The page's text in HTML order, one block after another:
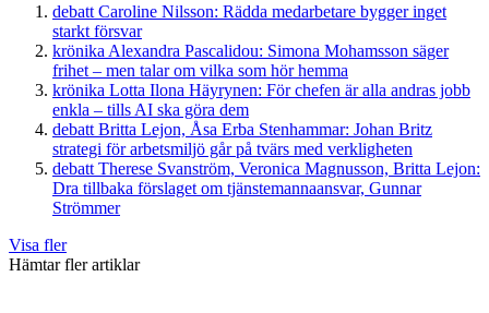
debatt Caroline Nilsson: Rädda medarbetare bygger inget
starkt försvar
krönika Alexandra Pascalidou: Simona Mohamsson säger
frihet – men talar om vilka som hör hemma
krönika Lotta Ilona Häyrynen: För chefen är alla andras jobb
enkla – tills AI ska göra dem
debatt Britta Lejon, Åsa Erba Stenhammar: Johan Britz
strategi för arbetsmiljö går på tvärs med verkligheten
debatt Therese Svanström, Veronica Magnusson, Britta Lejon:
Dra tillbaka förslaget om tjänstemannaansvar, Gunnar
Strömmer
Visa fler
Hämtar fler artiklar